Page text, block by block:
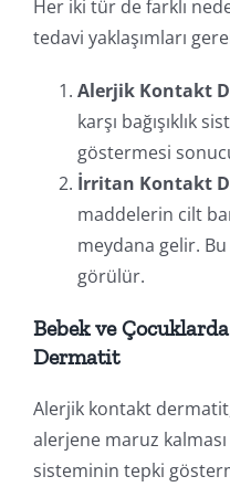
Her iki tür de farklı
tedavi yaklaşımları
Alerjik Kontakt
karşı bağışıklık
göstermesi
İrritan Kontakt
maddelerin cilt
meydana gelir.
görülür.
Bebek ve
Dermatit
Alerjik kontakt
alerjene maruz kalması
sisteminin tepki